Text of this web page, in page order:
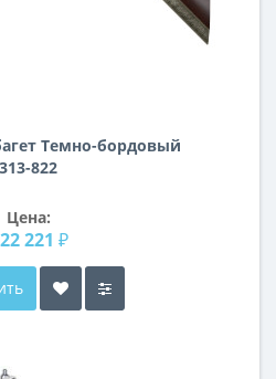
Темно-бордовый
313-822
Цена:
221 ₽